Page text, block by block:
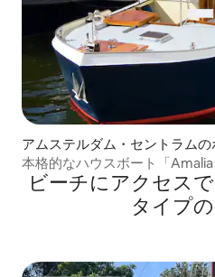
アムステルダム・セントラム
本格的なハウスボート「Amalia
ビーチにアクセス
タイプ